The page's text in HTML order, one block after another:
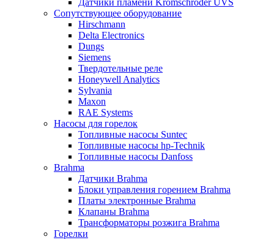
Датчики пламени Kromschroder UVS
Сопутствующее оборудование
Hirschmann
Delta Electronics
Dungs
Siemens
Твердотельные реле
Honeywell Analytics
Sylvania
Maxon
RAE Systems
Насосы для горелок
Топливные насосы Suntec
Топливные насосы hp-Technik
Топливные насосы Danfoss
Brahma
Датчики Brahma
Блоки управления горением Brahma
Платы электронные Brahma
Клапаны Brahma
Трансформаторы розжига Brahma
Горелки